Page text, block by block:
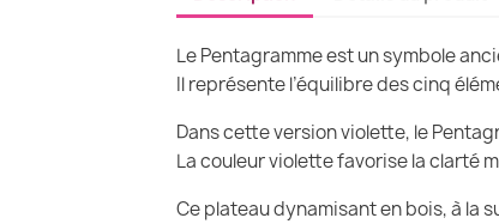
Le Pentagramme est un symbole
Il représente l’équilibre des cinq
Dans cette version violette, le
La couleur violette favorise la clarté
Ce plateau dynamisant en bois, à la